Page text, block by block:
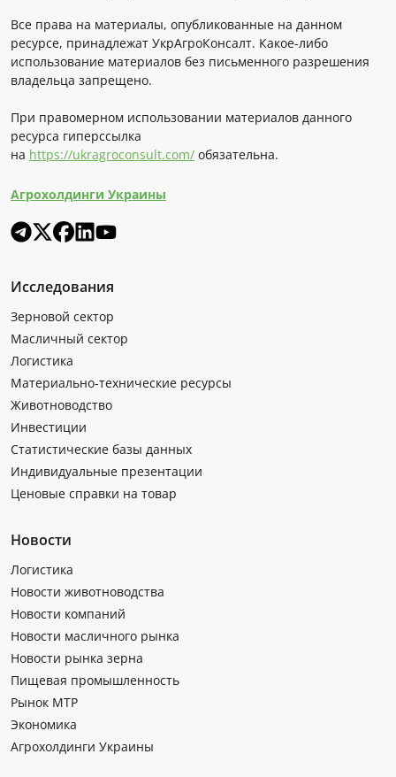
Все права на материалы, опубликованные на данном
ресурсе, принадлежат УкрАгроКонсалт. Какое-либо
использование материалов без письменного разрешения
владельца запрещено.
При правомерном использовании материалов данного
ресурса гиперссылка
на https://ukragroconsult.com/ обязательна.
Агрохолдинги Украины
Исследования
Зерновой сектор
Масличный сектор
Логистика
Материально-технические ресурсы
Животноводство
Инвестиции
Статистические базы данных
Индивидуальные презентации
Ценовые справки на товар
Новости
Логистика
Новости животноводства
Новости компаний
Новости масличного рынка
Новости рынка зерна
Пищевая промышленность
Рынок МТР
Экономика
Агрохолдинги Украины